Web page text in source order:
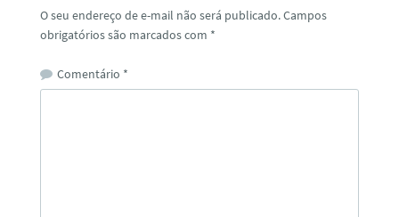
O seu endereço de e-mail não será publicado.Campos
obrigatórios são marcados com *
Comentário *